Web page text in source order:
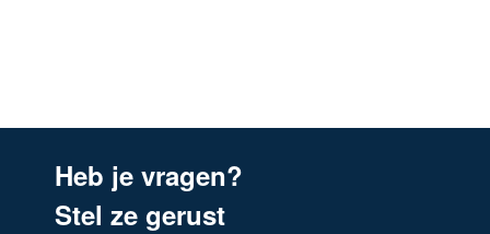
Heb je vragen?
Stel ze gerust